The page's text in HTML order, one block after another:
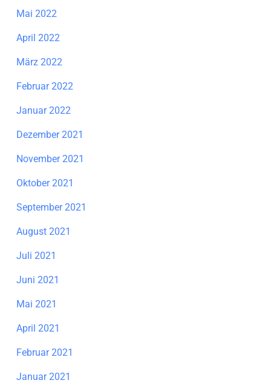
Mai 2022
April 2022
März 2022
Februar 2022
Januar 2022
Dezember 2021
November 2021
Oktober 2021
September 2021
August 2021
Juli 2021
Juni 2021
Mai 2021
April 2021
Februar 2021
Januar 2021